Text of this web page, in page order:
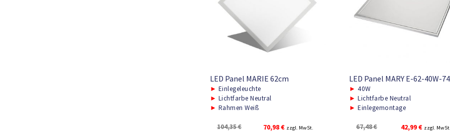
LED Panel MARIE 62cm
► Einlegeleuchte
► Lichtfarbe Neutral
► Rahmen Weiß
104,35€
Ursprünglicher
70,98€Aktueller
zzgl. MwSt.
LED Panel MARY E-62-40W-
► 40W
► Lichtfarbe Neutral
► Einlegemontage
67,48€
Ursprünglicher
42,99€Aktueller
zzgl. MwSt.